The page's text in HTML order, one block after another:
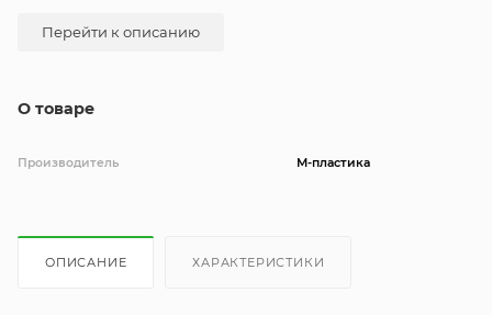
Перейти к описанию
О товаре
Производитель М-пластика
ОПИСАНИЕ ХАРАКТЕРИСТИКИ